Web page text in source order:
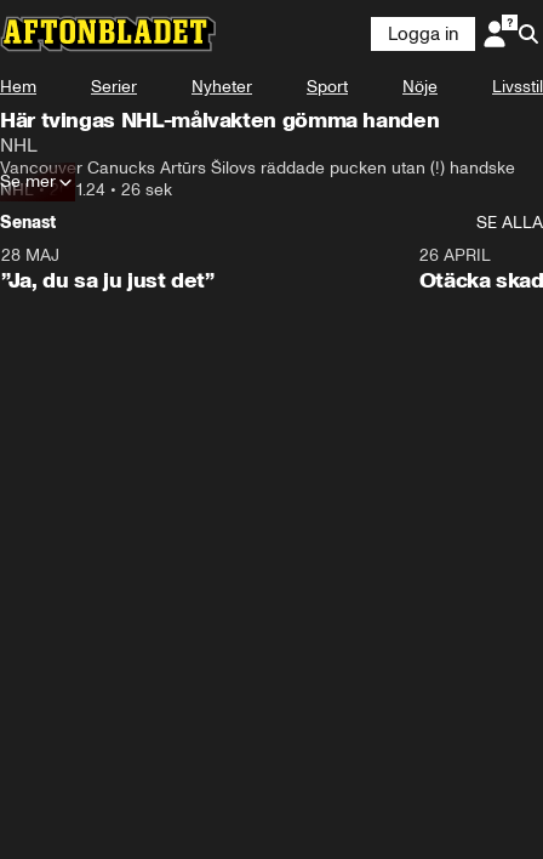
Logga in
Hem Serier Nyheter Sport Nöje Livsstil
Här tvingas NHL-målvakten gömma handen
NHL
Vancouver Canucks Artūrs Šilovs räddade pucken utan (!) handske
NHL•20.11.24 • 26 sek
Se mer
Senast
SE ALLA
28 MAJ
”Ja, du sa ju just det”
26 APRIL
Otäcka